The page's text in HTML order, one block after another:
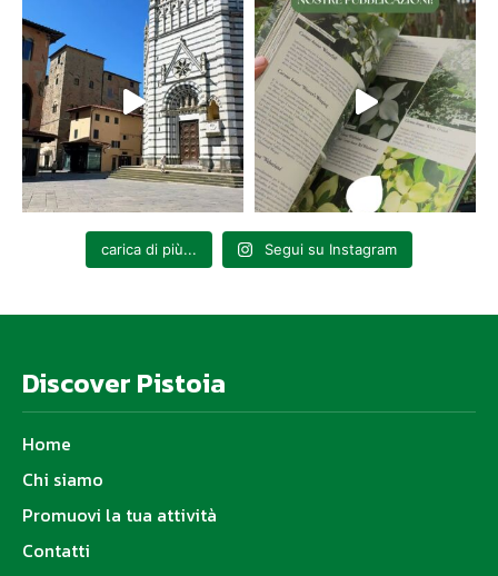
carica di più... Segui su Instagram
Discover Pistoia
Home
Chi siamo
Promuovi la tua attività
Contatti